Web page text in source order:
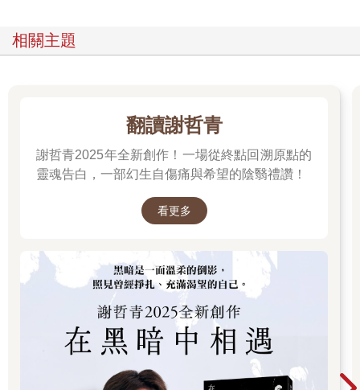
相關主題
翻讀謝哲青
謝哲青2025年全新創作！一場從終點回溯原點的
靈魂告白，一部幻生自傷痛與希望的陰翳禮讚！
看更多